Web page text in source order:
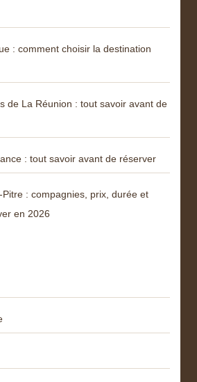
: comment choisir la destination
de La Réunion : tout savoir avant de
: tout savoir avant de réserver
: compagnies, prix, durée et
en 2026